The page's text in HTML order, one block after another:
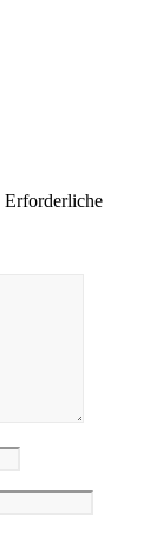
Erforderliche